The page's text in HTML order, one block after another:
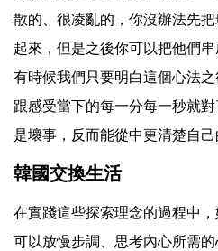
散的、很凌亂的，你沒辦法先
起來，但是之後你可以把他們
有時候我們只要明白這個心法
跟感受當下的每一分每一秒就
是壞事，反而能從中更清楚自己
韓國交換生活
在實踐這些探索理念的過程中
可以放慢步調、思考內心所需